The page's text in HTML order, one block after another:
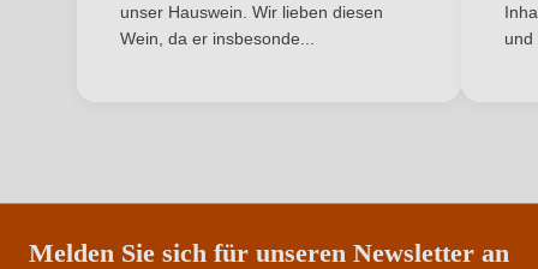
Venetien
unser Hauswein. Wir lieben diesen
Wein, da er insbesonde...
und
Melden Sie sich für unseren Newsletter an